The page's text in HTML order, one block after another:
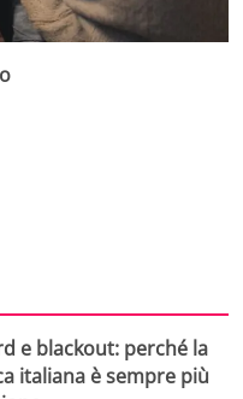
e blackout: perché la
italiana è sempre più